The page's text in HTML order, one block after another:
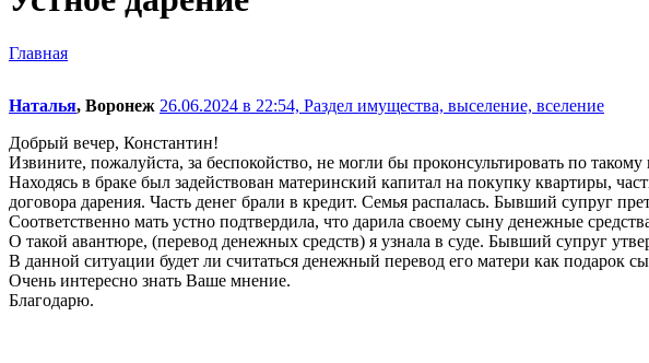
Главная
Наталья, Воронеж 26.06.2024 в 22:54, Раздел имущества, выселение, вселение
Добрый вечер, Константин!
Извините, пожалуйста, за беспокойство, не могли бы проконсультировать по такому
Находясь в браке был задействован материнский капитал на покупку квартиры,
договора дарения. Часть денег брали в кредит. Семья распалась. Бывший супруг
Соответственно мать устно подтвердила, что дарила своему сыну денежные
О такой авантюре, (перевод денежных средств) я узнала в суде. Бывший супруг
В данной ситуации будет ли считаться денежный перевод его матери как подарок
Очень интересно знать Ваше мнение.
Благодарю.